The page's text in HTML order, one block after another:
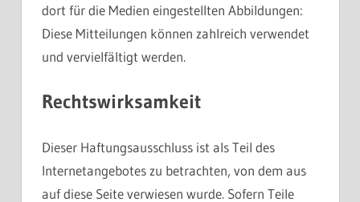
dort für die Medien eingestellten Abbildungen:
Diese Mitteilungen können zahlreich verwendet
und vervielfältigt werden.
Rechtswirksamkeit
Dieser Haftungsausschluss ist als Teil des
Internetangebotes zu betrachten, von dem aus
auf diese Seite verwiesen wurde. Sofern Teile